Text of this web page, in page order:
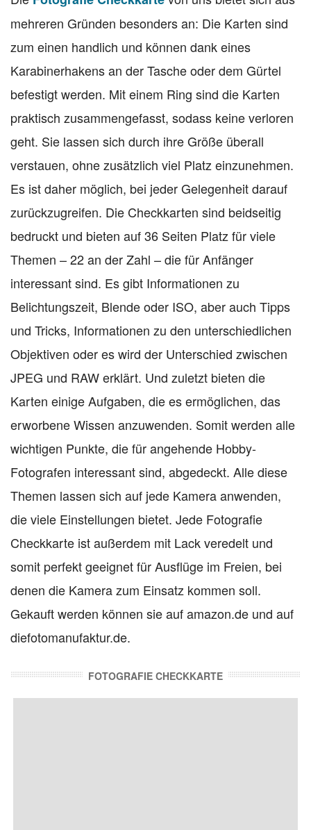
mehreren Gründen besonders an: Die Karten sind
zum einen handlich und können dank eines
Karabinerhakens an der Tasche oder dem Gürtel
befestigt werden. Mit einem Ring sind die Karten
praktisch zusammengefasst, sodass keine verloren
geht. Sie lassen sich durch ihre Größe überall
verstauen, ohne zusätzlich viel Platz einzunehmen.
Es ist daher möglich, bei jeder Gelegenheit darauf
zurückzugreifen. Die Checkkarten sind beidseitig
bedruckt und bieten auf 36 Seiten Platz für viele
Themen – 22 an der Zahl – die für Anfänger
interessant sind. Es gibt Informationen zu
Belichtungszeit, Blende oder ISO, aber auch Tipps
und Tricks, Informationen zu den unterschiedlichen
Objektiven oder es wird der Unterschied zwischen
JPEG und RAW erklärt. Und zuletzt bieten die
Karten einige Aufgaben, die es ermöglichen, das
erworbene Wissen anzuwenden. Somit werden alle
wichtigen Punkte, die für angehende Hobby-
Fotografen interessant sind, abgedeckt. Alle diese
Themen lassen sich auf jede Kamera anwenden,
die viele Einstellungen bietet. Jede Fotografie
Checkkarte ist außerdem mit Lack veredelt und
somit perfekt geeignet für Ausflüge im Freien, bei
denen die Kamera zum Einsatz kommen soll.
Gekauft werden können sie auf amazon.de und auf
diefotomanufaktur.de.
FOTOGRAFIE CHECKKARTE